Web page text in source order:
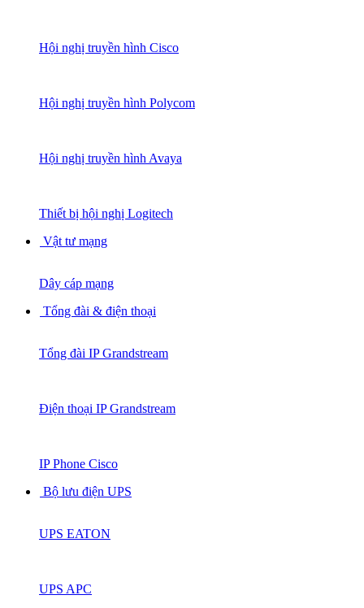
Hội nghị truyền hình Cisco
Hội nghị truyền hình Polycom
Hội nghị truyền hình Avaya
Thiết bị hội nghị Logitech
Vật tư mạng
Dây cáp mạng
Tổng đài & điện thoại
Tổng đài IP Grandstream
Điện thoại IP Grandstream
IP Phone Cisco
Bộ lưu điện UPS
UPS EATON
UPS APC